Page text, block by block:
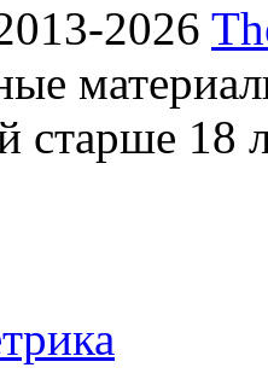
2026
старше 18